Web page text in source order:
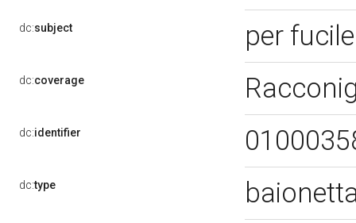
dc:subject per
dc:coverage
dc:identifier
dc:type